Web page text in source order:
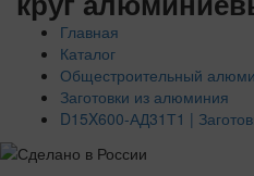
Главная
Каталог
Общестроительный
Заготовки из алюминия
D15X600-АД31Т1 |